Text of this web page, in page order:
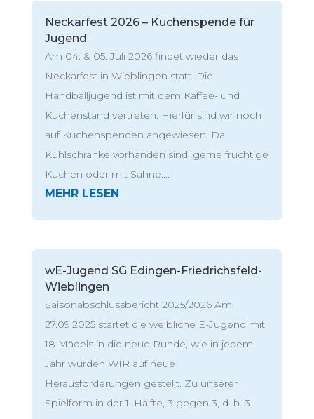
Neckarfest 2026 – Kuchenspende für
Jugend
Am 04. & 05. Juli 2026 findet wieder das
Neckarfest in Wieblingen statt. Die
Handballjugend ist mit dem Kaffee- und
Kuchenstand vertreten. Hierfür sind wir noch
auf Kuchenspenden angewiesen. Da
Kühlschränke vorhanden sind, gerne fruchtige
Kuchen oder mit Sahne....
wE-Jugend SG Edingen-Friedrichsfeld-
Wieblingen
Saisonabschlussbericht 2025/2026 Am
27.09.2025 startet die weibliche E-Jugend mit
18 Mädels in die neue Runde, wie in jedem
Jahr wurden WIR auf neue
Herausforderungen gestellt. Zu unserer
Spielform in der 1. Hälfte, 3 gegen 3, d. h. 3